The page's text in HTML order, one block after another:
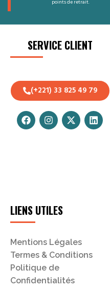
points de retrait.
SERVICE CLIENT
(+221) 33 825 49 79
LIENS UTILES
Mentions Légales
Termes & Conditions
Politique de
Confidentialités